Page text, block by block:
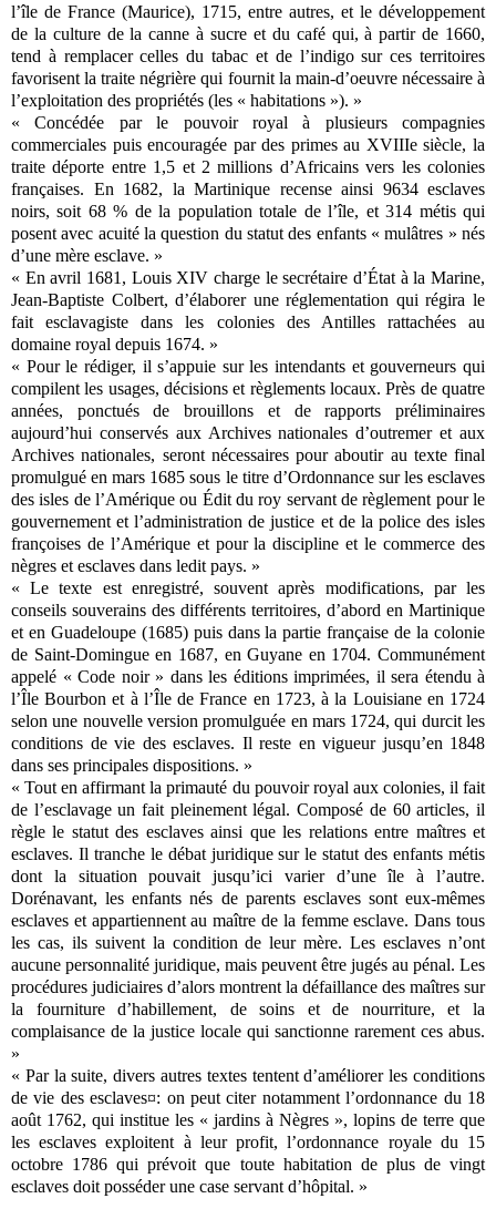
l’île de France (Maurice), 1715, entre autres, et le développement
de la culture de la canne à sucre et du café qui, à partir de 1660,
tend à remplacer celles du tabac et de l’indigo sur ces territoires
favorisent la traite négrière qui fournit la main-d’oeuvre nécessaire à
l’exploitation des propriétés (les « habitations »). »
« Concédée par le pouvoir royal à plusieurs compagnies
commerciales puis encouragée par des primes au XVIIIe siècle, la
traite déporte entre 1,5 et 2 millions d’Africains vers les colonies
françaises. En 1682, la Martinique recense ainsi 9634 esclaves
noirs, soit 68 % de la population totale de l’île, et 314 métis qui
posent avec acuité la question du statut des enfants « mulâtres » nés
d’une mère esclave. »
« En avril 1681, Louis XIV charge le secrétaire d’État à la Marine,
Jean-Baptiste Colbert, d’élaborer une réglementation qui régira le
fait esclavagiste dans les colonies des Antilles rattachées au
domaine royal depuis 1674. »
« Pour le rédiger, il s’appuie sur les intendants et gouverneurs qui
compilent les usages, décisions et règlements locaux. Près de quatre
années, ponctués de brouillons et de rapports préliminaires
aujourd’hui conservés aux Archives nationales d’outremer et aux
Archives nationales, seront nécessaires pour aboutir au texte final
promulgué en mars 1685 sous le titre d’Ordonnance sur les esclaves
des isles de l’Amérique ou Édit du roy servant de règlement pour le
gouvernement et l’administration de justice et de la police des isles
françoises de l’Amérique et pour la discipline et le commerce des
nègres et esclaves dans ledit pays. »
« Le texte est enregistré, souvent après modifications, par les
conseils souverains des différents territoires, d’abord en Martinique
et en Guadeloupe (1685) puis dans la partie française de la colonie
de Saint-Domingue en 1687, en Guyane en 1704. Communément
appelé « Code noir » dans les éditions imprimées, il sera étendu à
l’Île Bourbon et à l’Île de France en 1723, à la Louisiane en 1724
selon une nouvelle version promulguée en mars 1724, qui durcit les
conditions de vie des esclaves. Il reste en vigueur jusqu’en 1848
dans ses principales dispositions. »
« Tout en affirmant la primauté du pouvoir royal aux colonies, il fait
de l’esclavage un fait pleinement légal. Composé de 60 articles, il
règle le statut des esclaves ainsi que les relations entre maîtres et
esclaves. Il tranche le débat juridique sur le statut des enfants métis
dont la situation pouvait jusqu’ici varier d’une île à l’autre.
Dorénavant, les enfants nés de parents esclaves sont eux-mêmes
esclaves et appartiennent au maître de la femme esclave. Dans tous
les cas, ils suivent la condition de leur mère. Les esclaves n’ont
aucune personnalité juridique, mais peuvent être jugés au pénal. Les
procédures judiciaires d’alors montrent la défaillance des maîtres sur
la fourniture d’habillement, de soins et de nourriture, et la
complaisance de la justice locale qui sanctionne rarement ces abus.
»
« Par la suite, divers autres textes tentent d’améliorer les conditions
de vie des esclaves¤: on peut citer notamment l’ordonnance du 18
août 1762, qui institue les « jardins à Nègres », lopins de terre que
les esclaves exploitent à leur profit, l’ordonnance royale du 15
octobre 1786 qui prévoit que toute habitation de plus de vingt
esclaves doit posséder une case servant d’hôpital. »